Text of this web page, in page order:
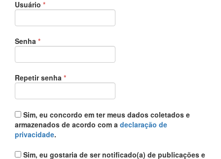
Usuário *Obrigatório
Senha *Obrigatório
Repetir senha *Obrigatório
armazenados de acordo com a declaração de
privacidade.